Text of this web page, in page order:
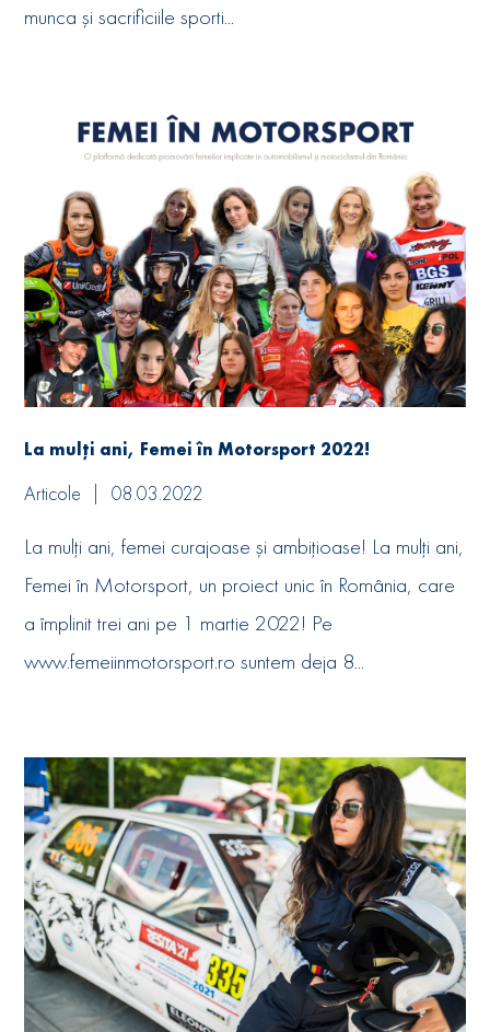
munca și sacrificiile sporti...
La mulți ani, Femei în Motorsport 2022!
Articole 08.03.2022
La mulți ani, femei curajoase și ambițioase! La mulți ani,
Femei în Motorsport, un proiect unic în România, care
a împlinit trei ani pe 1 martie 2022! Pe
www.femeiinmotorsport.ro suntem deja 8...